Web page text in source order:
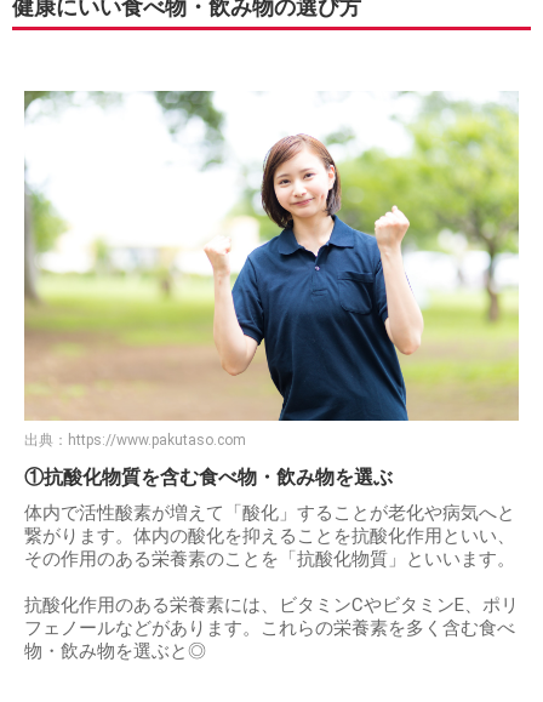
健康にいい食べ物・飲み物の選び方
出典： https://www.pakutaso.com
①抗酸化物質を含む食べ物・飲み物を選ぶ
体内で活性酸素が増えて「酸化」することが老化や病気へと
繋がります。体内の酸化を抑えることを抗酸化作用といい、
その作用のある栄養素のことを「抗酸化物質」といいます。
抗酸化作用のある栄養素には、ビタミンCやビタミンE、ポリ
フェノールなどがあります。これらの栄養素を多く含む食べ
物・飲み物を選ぶと◎